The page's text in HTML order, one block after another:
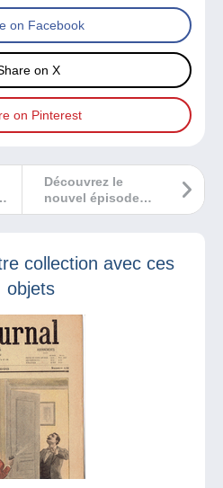
on Facebook
on X
on Pinterest
Découvrez le
nouvel épisode
des News de la
collection avec ces
objets